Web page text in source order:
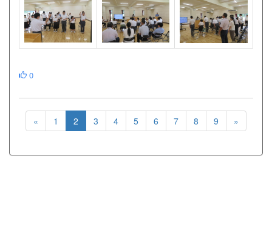
0
« 1 2 3 4 5 6 7 8 9 »